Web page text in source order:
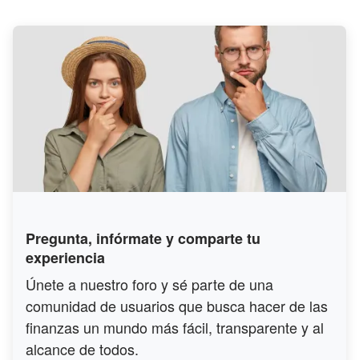
Pregunta, infórmate y comparte tu
experiencia
Únete a nuestro foro y sé parte de una
comunidad de usuarios que busca hacer de las
finanzas un mundo más fácil, transparente y al
alcance de todos.